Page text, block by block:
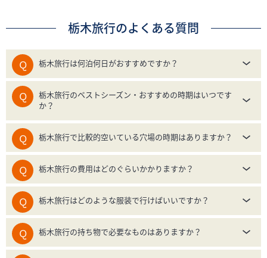
栃木旅行のよくある質問
栃木旅行は何泊何日がおすすめですか？
栃木旅行のベストシーズン・おすすめの時期はいつです
か？
栃木旅行で比較的空いている穴場の時期はありますか？
栃木旅行の費用はどのぐらいかかりますか？
栃木旅行はどのような服装で行けばいいですか？
栃木旅行の持ち物で必要なものはありますか？